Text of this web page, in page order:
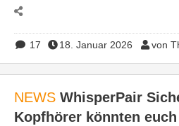
17 18. Januar 2026 von
NEWS WhisperPair
Kopfhörer könnten